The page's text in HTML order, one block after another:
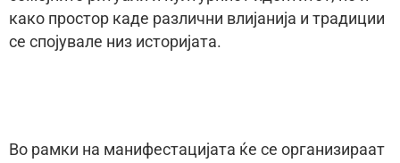
како простор каде различни влијанија и традиции
се спојувале низ историјата.
Во рамки на манифестацијата ќе се организираат